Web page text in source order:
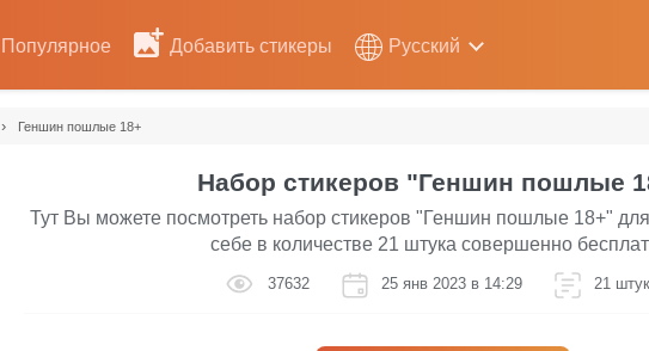
Популярное Добавить стикеры Русский
› Геншин пошлые 18+
Набор стикеров "Геншин пошлые
Тут Вы можете посмотреть набор стикеров "Геншин пошлые 18+"
себе в количестве 21 штука совершенно
37632 25 янв 2023 в 14:29 21